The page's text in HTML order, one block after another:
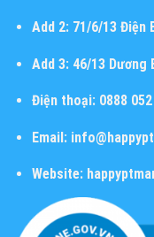
Add 2:71/6/13 Điện
Add 3:46/13 Dương
Điện thoại:0888 052
Email:
Website: